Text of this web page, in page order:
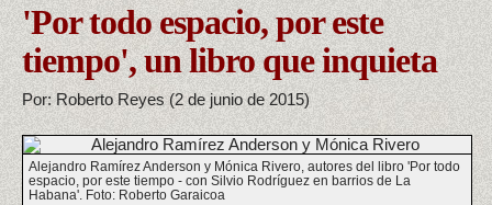
'Por todo espacio, por este
tiempo', un libro que inquieta
Por: Roberto Reyes (2 de junio de 2015)
Alejandro Ramírez Anderson y Mónica Rivero, autores del libro 'Por todo
espacio, por este tiempo - con Silvio Rodríguez en barrios de La
Habana'. Foto: Roberto Garaicoa